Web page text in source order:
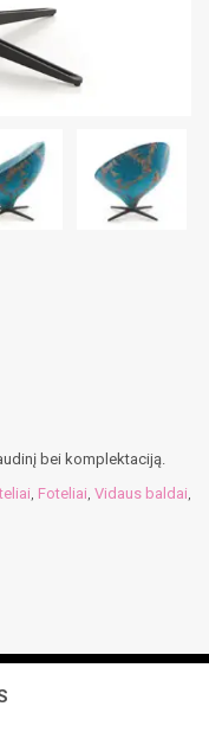
bei komplektaciją.
, Foteliai, Vidaus baldai,